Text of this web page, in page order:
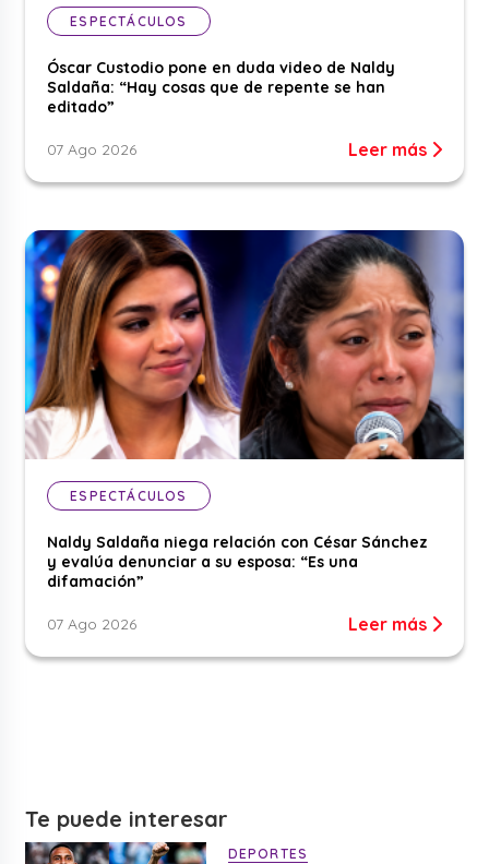
ESPECTÁCULOS
Óscar Custodio pone en duda video de Naldy
Saldaña: “Hay cosas que de repente se han
editado”
07 Ago 2026 Leer más
ESPECTÁCULOS
Naldy Saldaña niega relación con César Sánchez
y evalúa denunciar a su esposa: “Es una
difamación”
07 Ago 2026 Leer más
Te puede interesar
DEPORTES